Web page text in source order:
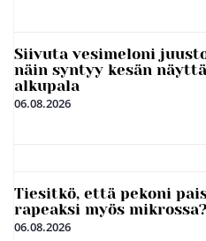
Siivuta vesimeloni
näin syntyy kesän
alkupala
06.08.2026
Tiesitkö, että pekoni
rapeaksi myös mikrossa?
06.08.2026